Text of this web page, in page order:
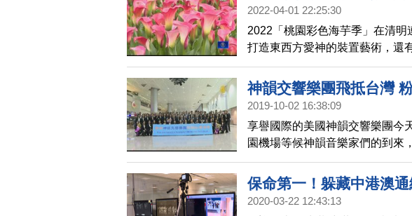
2022-04-01 22:25:30
2022「桃園彩色海芋季」在清明
打造東西方愛神的裝置藝術，還
顏色，搭配2萬株百合、香水百
芳香浪漫。
神韻交響樂團飛抵台灣
2019-10-02 16:38:09
享譽國際的美國神韻交響樂團今
園機場等候神韻音樂家們的到來
灣，觀眾們感謝純善純美，正面
保命第一！躲藏中港澳
2020-03-22 12:43:13